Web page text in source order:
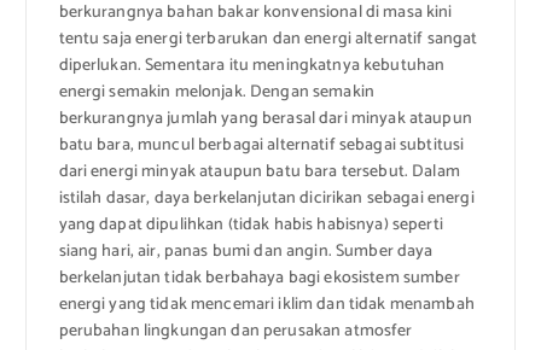
berkurangnya bahan bakar konvensional di masa kini
tentu saja energi terbarukan dan energi alternatif sangat
diperlukan. Sementara itu meningkatnya kebutuhan
energi semakin melonjak. Dengan semakin
berkurangnya jumlah yang berasal dari minyak ataupun
batu bara, muncul berbagai alternatif sebagai subtitusi
dari energi minyak ataupun batu bara tersebut. Dalam
istilah dasar, daya berkelanjutan dicirikan sebagai energi
yang dapat dipulihkan (tidak habis habisnya) seperti
siang hari, air, panas bumi dan angin. Sumber daya
berkelanjutan tidak berbahaya bagi ekosistem sumber
energi yang tidak mencemari iklim dan tidak menambah
perubahan lingkungan dan perusakan atmosfer